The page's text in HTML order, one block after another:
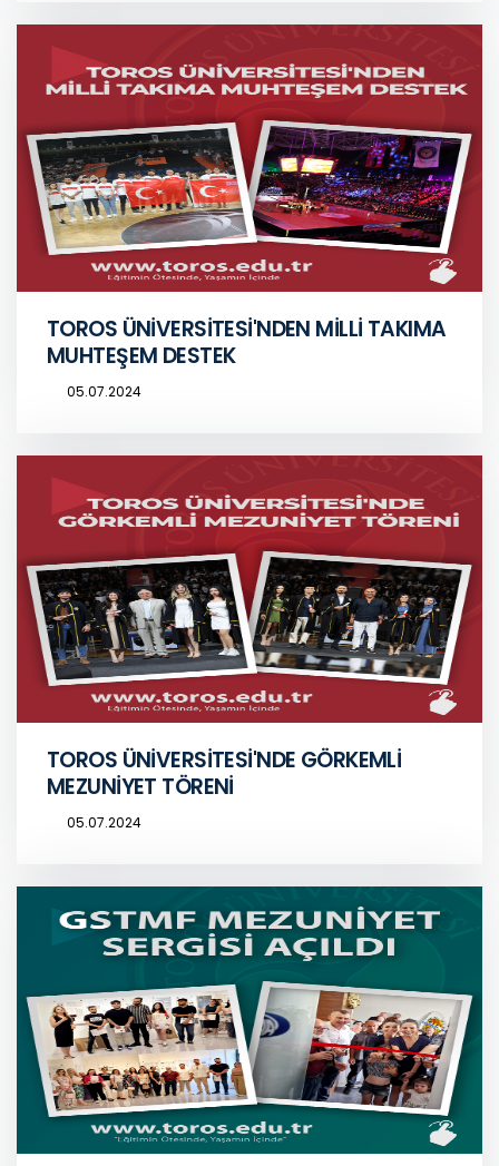
TOROS ÜNİVERSİTESİ'NDEN MİLLİ TAKIMA
MUHTEŞEM DESTEK
05.07.2024
TOROS ÜNİVERSİTESİ'NDE GÖRKEMLİ
MEZUNİYET TÖRENİ
05.07.2024